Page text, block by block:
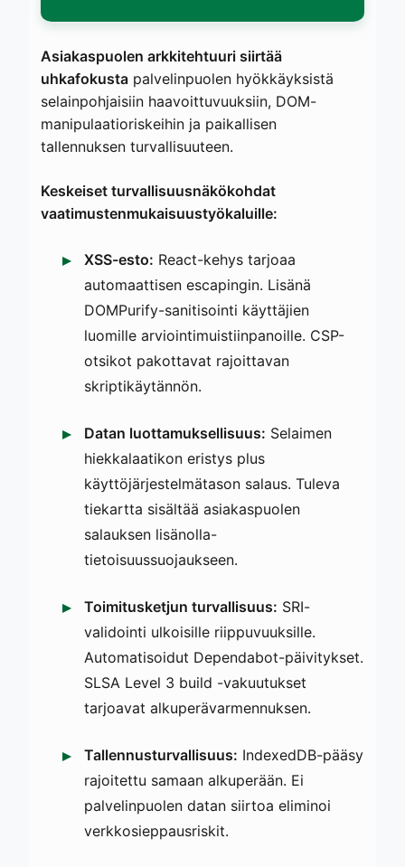
Asiakaspuolen arkkitehtuuri siirtää
uhkafokusta palvelinpuolen hyökkäyksistä
selainpohjaisiin haavoittuvuuksiin, DOM-
manipulaatioriskeihin ja paikallisen
tallennuksen turvallisuuteen.
Keskeiset turvallisuusnäkökohdat
vaatimustenmukaisuustyökaluille:
XSS-esto: React-kehys tarjoaa
automaattisen escapingin. Lisänä
DOMPurify-sanitisointi käyttäjien
luomille arviointimuistiinpanoille. CSP-
otsikot pakottavat rajoittavan
skriptikäytännön.
Datan luottamuksellisuus: Selaimen
hiekkalaatikon eristys plus
käyttöjärjestelmätason salaus. Tuleva
tiekartta sisältää asiakaspuolen
salauksen lisänolla-
tietoisuussuojaukseen.
Toimitusketjun turvallisuus: SRI-
validointi ulkoisille riippuvuuksille.
Automatisoidut Dependabot-päivitykset.
SLSA Level 3 build -vakuutukset
tarjoavat alkuperävarmennuksen.
Tallennusturvallisuus: IndexedDB-pääsy
rajoitettu samaan alkuperään. Ei
palvelinpuolen datan siirtoa eliminoi
verkkosieppausriskit.